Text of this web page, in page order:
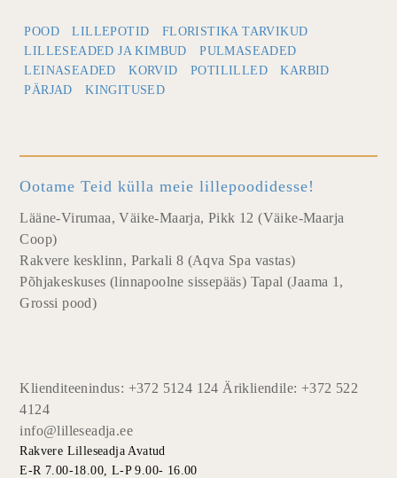
POOD LILLEPOTID
FLORISTIKA TARVIKUD
LILLESEADED JA KIMBUD
PULMASEADED
LEINASEADED
KORVID POTILILLED
KARBID
PÄRJAD
KINGITUSED
Ootame Teid külla meie lillepoodidesse!
Lääne-Virumaa, Väike-Maarja, Pikk 12 (Väike-Maarja
Coop)
Rakvere kesklinn, Parkali 8 (Aqva Spa vastas)
Põhjakeskuses (linnapoolne sissepääs) Tapal (Jaama 1,
Grossi pood)
Klienditeenindus: +372 5124 124 Ärikliendile: +372 522
4124
info@lilleseadja.ee
Rakvere Lilleseadja Avatud
E-R 7.00-18.00, L-P 9.00- 16.00